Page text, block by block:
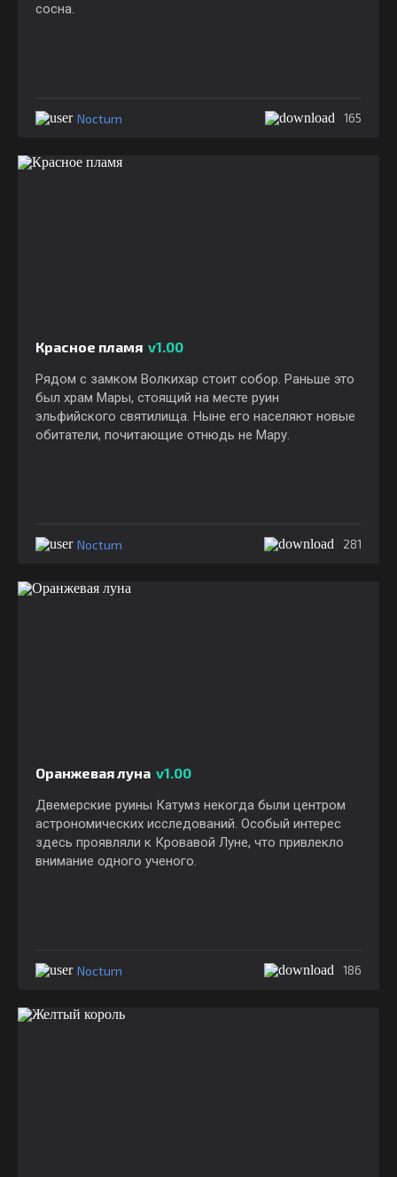
сосна.
Nocturn 165
Красное пламя v1.00
Рядом с замком Волкихар стоит собор. Раньше это
был храм Мары, стоящий на месте руин
эльфийского святилища. Ныне его населяют новые
обитатели, почитающие отнюдь не Мару.
Nocturn 281
Оранжевая луна v1.00
Двемерские руины Катумз некогда были центром
астрономических исследований. Особый интерес
здесь проявляли к Кровавой Луне, что привлекло
внимание одного ученого.
Nocturn 186